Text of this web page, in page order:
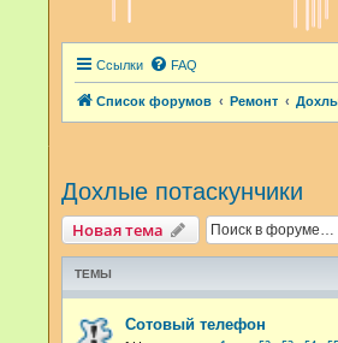
Ссылки FAQ
Список форумов Ремонт
Дохлые потаскунчики
Новая тема
ТЕМЫ
Сотовый телефон